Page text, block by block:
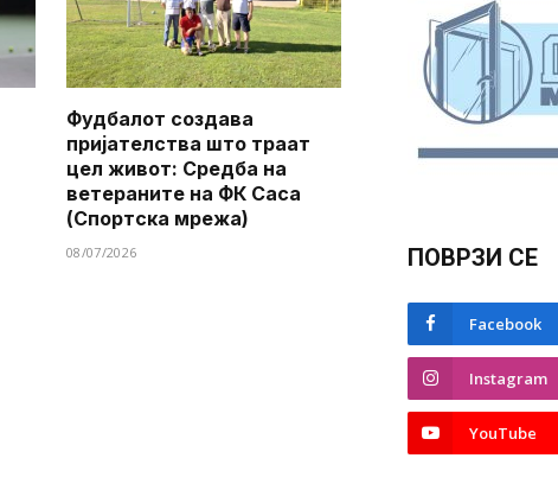
Фудбалот создава
пријателства што траат
цел живот: Средба на
ветераните на ФК Саса
(Спортска мрежа)
08/07/2026 ПОВРЗИ СЕ
Facebook
Instagram
YouTube